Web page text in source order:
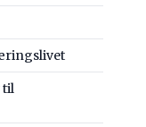
til